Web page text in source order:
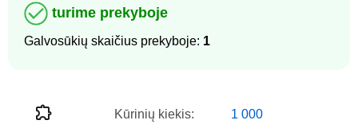
turime prekyboje
Galvosūkių skaičius prekyboje: 1
Kūrinių kiekis: 1 000